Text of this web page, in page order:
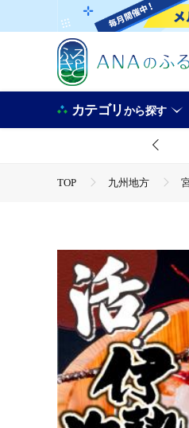
カテゴリから探す
TOP 九州地方